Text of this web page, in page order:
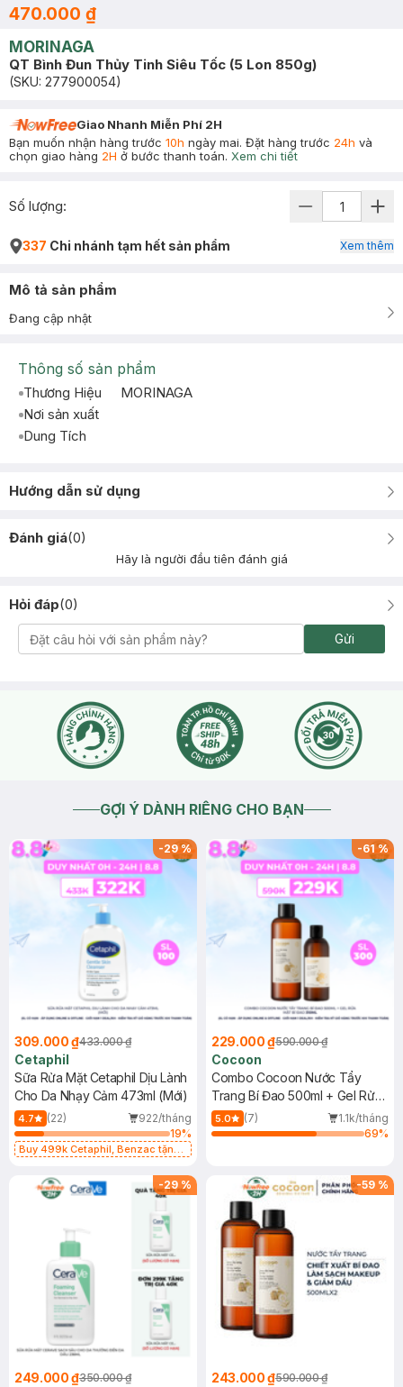
470.000 ₫
MORINAGA
QT Bình Đun Thủy Tinh Siêu Tốc (5 Lon 850g)
(SKU: 277900054)
Giao Nhanh Miễn Phí 2H
Bạn muốn nhận hàng trước 10h ngày mai. Đặt hàng trước 24h và
chọn giao hàng 2H ở bước thanh toán. Xem chi tiết
Số lượng:
337 Chi nhánh tạm hết sản phẩm Xem thêm
Mô tả sản phẩm
Đang cập nhật
Thông số sản phẩm
Thương Hiệu
MORINAGA
Nơi sản xuất
Dung Tích
Hướng dẫn sử dụng
Đánh giá(0)
Hãy là người đầu tiên đánh giá
Hỏi đáp(0)
Gửi
GỢI Ý DÀNH RIÊNG CHO BẠN
-29%
309.000 ₫433.000 ₫
Cetaphil
Sữa Rửa Mặt Cetaphil Dịu Lành
Cho Da Nhạy Cảm 473ml (Mới)
4.7 (22)
922/tháng
19%
Buy 499k Cetaphil, Benzac tặng
-61%
229.000 ₫590.000 ₫
Cocoon
Combo Cocoon Nước Tẩy
Trang Bí Đao 500ml + Gel Rửa
Mặt Bí Đao 310ml
5.0 (7)
1.1k/tháng
69%
-29 %
249.000 ₫350.000 ₫
-59 %
243.000 ₫590.000 ₫